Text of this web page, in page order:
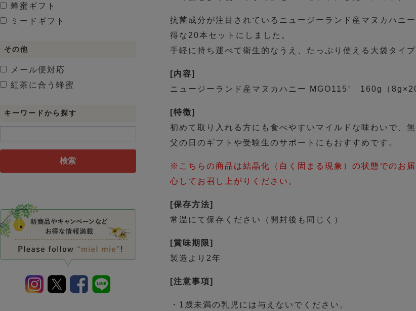
抗菌成分が注目されているニュージーランド産マヌカハニ
得な20本セットにしました。
手軽に持ち運べて衛生的なうえ、たっぷり使える大袋タイ
[内容]
ニュージーランド産マヌカハニー MGO115⁺ 160g（
[特徴]
初めて取り入れる方にも食べやすいマイルドな味わいで、
父の日のギフトや受験生のサポートにもおすすめです。
※こちらの商品は結晶化（白く固まる現象）の状態でのお
心してお召し上がりください。
[保存方法]
常温にて保存ください（開封後も同じく）
[賞味期限]
製造より2年
[注意事項]
・1歳未満の乳児には与えないでください。
蜂蜜ギフト
ミードギフト
その他
メール便対応
紅茶に合う蜂蜜
キーワードから探す
検索